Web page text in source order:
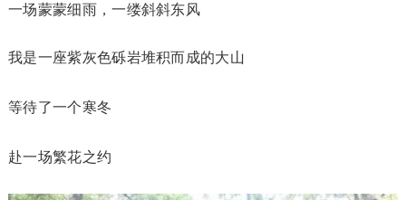
一场蒙蒙细雨，一缕斜斜东风
我是一座紫灰色砾岩堆积而成的大山
等待了一个寒冬
赴一场繁花之约